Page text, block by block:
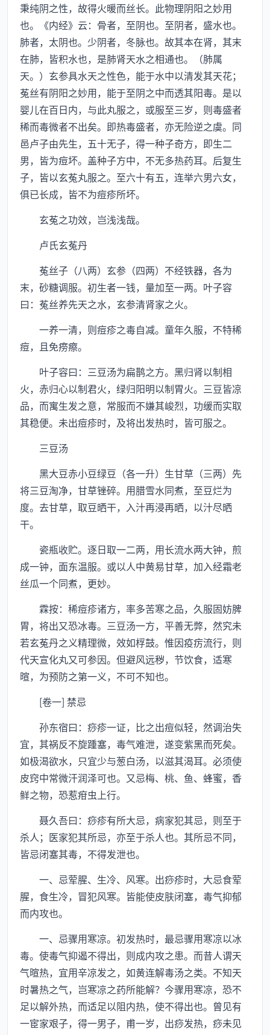
秉纯阴之性，故得火暖而丝长。此物理阴阳之妙用
也。《内经》云：骨者，至阴也。至阴者，盛水也。
肺者，太阴也。少阴者，冬脉也。故其本在肾，其末
在肺，皆积水也，是肺肾天水之相通也。（肺属
天。）玄参具水天之性色，能于水中以清发其天花；
菟丝有阴阳之妙用，能于至阴之中而透其阳毒。是以
婴儿在百日内，与此丸服之，或服至三岁，则毒盛者
稀而毒微者不出矣。即热毒盛者，亦无险逆之虞。同
邑卢子由先生，五十无子，得一种子奇方，即生二
男，皆为痘坏。盖种子方中，不无多热药耳。后复生
子，皆以玄菟丸服之。至六十有五，连举六男六女，
俱已长成，皆不为痘疹所坏。
玄菟之功效，岂浅浅哉。
卢氏玄菟丹
菟丝子（八两）玄参（四两）不经铁器，各为
末，砂糖调服。初生者一钱，量加至一两。叶子容
曰：菟丝养先天之水，玄参清肾家之火。
一养一清，则痘疹之毒自减。童年久服，不特稀
痘，且免痨瘵。
叶子容曰：三豆汤为扁鹊之方。黑归肾以制相
火，赤归心以制君火，绿归阳明以制胃火。三豆皆凉
品，而寓生发之意，常服而不嫌其峻烈，功缓而实取
其稳便。未出痘疹时，及将出发热时，皆可服之。
三豆汤
黑大豆赤小豆绿豆（各一升）生甘草（三两）先
将三豆淘净，甘草锉碎。用腊雪水同煮，至豆烂为
度。去甘草，取豆晒干，入汁再浸再晒，以汁尽晒
干。
瓷瓶收贮。逐日取一二两，用长流水两大钟，煎
成一钟，面东温服。或以人中黄易甘草，加入经霜老
丝瓜一个同煮，更妙。
霖按：稀痘疹诸方，率多苦寒之品，久服固妨脾
胃，将出又恐冰毒。三豆汤一方，平善无弊，然究未
若玄菟丹之义精理微，效如桴鼓。惟因疫疠流行，则
代天宣化丸又可参因。但避风远秽，节饮食，适寒
暄，为预防之第一义，不可不知也。
[卷一] 禁忌
孙东宿曰：痧疹一证，比之出痘似轻，然调治失
宜，其祸反不旋踵塞，毒气难泄，遂变紫黑而死矣。
如极渴欲水，只宜少与葱白汤，以滋其渴耳。必须使
皮窍中常微汗润泽可也。又忌梅、桃、鱼、蜂蜜，香
鲜之物，恐惹疳虫上行。
聂久吾曰：痧疹有所大忌，病家犯其忌，则至于
杀人；医家犯其所忌，亦至于杀人也。其所忌不同，
皆忌闭塞其毒，不得发泄也。
一、忌荤腥、生冷、风寒。出痧疹时，大忌食荤
腥，食生冷，冒犯风寒。皆能使皮肤闭塞，毒气抑郁
而内攻也。
一、忌骤用寒凉。初发热时，最忌骤用寒凉以冰
毒。使毒气抑遏不得出，则成内攻之患。而昔人谓天
气暄热，宜用辛凉发之，如黄连解毒汤之类。不知天
时暑热之气，岂寒凉之药所能解？今骤用寒凉，恐不
足以解外热，而适足以阻内热，使不得出也。曾见有
一宦家艰子，得一男子，甫一岁，出痧发热，痧未见